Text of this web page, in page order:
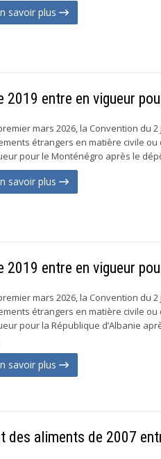
savoir plus
2019 entre en vigueur
mars 2026, la Convention du
étrangers en matière civile ou
pour le Monténégro après le
savoir plus
entre en vigueur
mars 2026, la Convention du
étrangers en matière civile ou
pour la République d’Albanie
savoir plus
des aliments de 2007